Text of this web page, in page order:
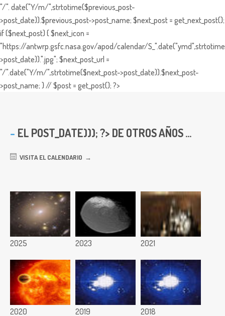
"/". date("Y/m/",strtotime($previous_post-
>post_date)).$previous_post->post_name; $next_post = get_next_post();
if ($next_post) { $next_icon =
"https://antwrp.gsfc.nasa.gov/apod/calendar/
>post_date)).".jpg"; $next_post_url =
"/".date("Y/m/",strtotime($next_post->post_date)).$next_post-
>post_name; } // $post = get_post(); ?>
EL POST_DATE))); ?> DE OTROS AÑOS ...
VISITA EL CALENDARIO
2025 2023 2021
2020 2019 2018